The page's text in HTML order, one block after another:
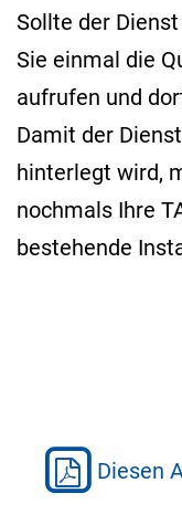
Sollte der
Sie einmal die
aufrufen und
Damit der
hinterlegt wird,
nochmals Ihre
bestehende
Diesen